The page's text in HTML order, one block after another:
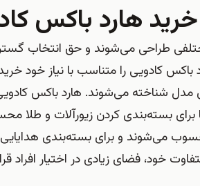
هارد باکس
طراحی می‌شوند و حق انتخاب
باکس کادویی را متناسب با نیاز خود
مدل شناخته می‌شوند. هارد باکس
بسته‌بندی کردن زیورآلات و طلا
می‌شوند و برای بسته‌بندی هدایایی
خود، فضای زیادی در اختیار افراد